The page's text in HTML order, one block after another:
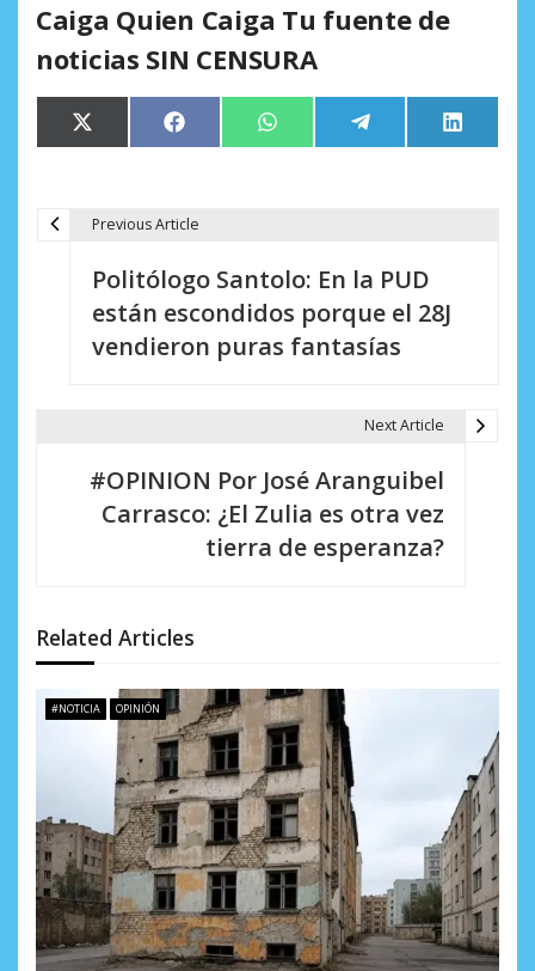
Caiga Quien Caiga Tu fuente de
noticias SIN CENSURA
Compartir
en
X
(Twitter)
Compartir
en
Facebook Compartir
en
WhatsApp Compartir
en
Telegram
en
LinkedIn
n
d
e
n
t
r
a
Previous Article
Politólogo Santolo: En la PUD
están escondidos porque el 28J
vendieron puras fantasías
Next Article
#OPINION Por José Aranguibel
Carrasco: ¿El Zulia es otra vez
tierra de esperanza?
Related Articles
#NOTICIA OPINIÓN